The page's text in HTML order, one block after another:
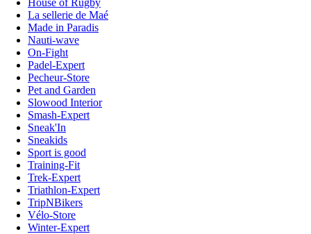
La sellerie de Maé
Made in Paradis
Nauti-wave
On-Fight
Padel-Expert
Pecheur-Store
Pet and Garden
Slowood Interior
Smash-Expert
Sneak'In
Sneakids
Sport is good
Training-Fit
Trek-Expert
Triathlon-Expert
TripNBikers
Vélo-Store
Winter-Expert